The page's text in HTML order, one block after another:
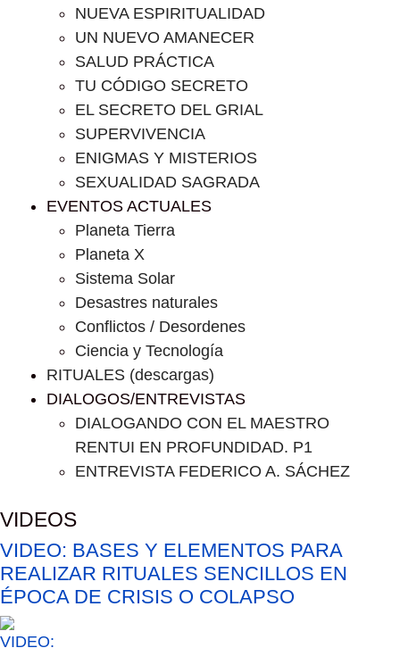
NUEVA ESPIRITUALIDAD
UN NUEVO AMANECER
SALUD PRÁCTICA
TU CÓDIGO SECRETO
EL SECRETO DEL GRIAL
SUPERVIVENCIA
ENIGMAS Y MISTERIOS
SEXUALIDAD SAGRADA
EVENTOS ACTUALES
Planeta Tierra
Planeta X
Sistema Solar
Desastres naturales
Conflictos / Desordenes
Ciencia y Tecnología
RITUALES (descargas)
DIALOGOS/ENTREVISTAS
DIALOGANDO CON EL MAESTRO
RENTUI EN PROFUNDIDAD. P1
ENTREVISTA FEDERICO A. SÁCHEZ
VIDEOS
VIDEO: BASES Y ELEMENTOS PARA
REALIZAR RITUALES SENCILLOS EN
ÉPOCA DE CRISIS O COLAPSO